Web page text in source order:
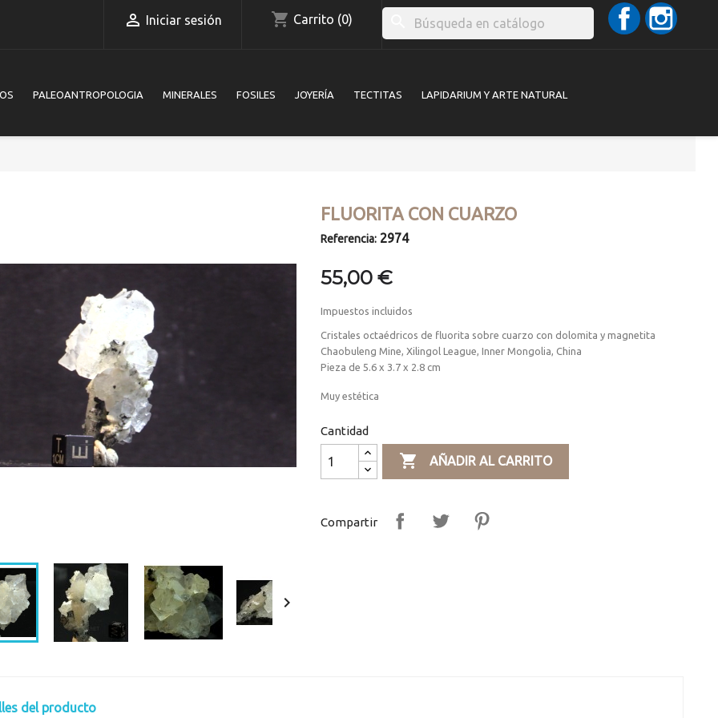
 Iniciar sesión shopping_cart Carrito (0)
Facebook
PALEOANTROPOLOGIA MINERALES FOSILES JOYERÍA TECTITAS LAPIDARIUM Y ARTE NATURAL

FLUORITA CON CUARZO
Referencia: 2974
55,00 €
Impuestos incluidos
Cristales octaédricos de fluorita sobre cuarzo con dolomita y magnetita
Chaobuleng Mine, Xilingol League, Inner Mongolia, China
Pieza de 5.6 x 3.7 x 2.8 cm
Muy estética
Cantidad
 AÑADIR AL CARRITO
Compartir
del producto